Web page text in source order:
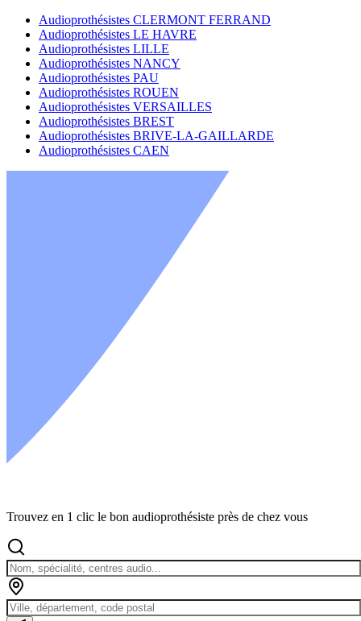
Audioprothésistes CLERMONT FERRAND
Audioprothésistes LE HAVRE
Audioprothésistes LILLE
Audioprothésistes NANCY
Audioprothésistes PAU
Audioprothésistes ROUEN
Audioprothésistes VERSAILLES
Audioprothésistes BREST
Audioprothésistes BRIVE-LA-GAILLARDE
Audioprothésistes CAEN
Trouvez en 1 clic le bon audioprothésiste près de chez vous